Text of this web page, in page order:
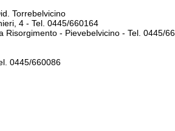
Torrebelvicino
4 - Tel. 0445/660164
Risorgimento - Pievebelvicino - Tel. 0445/
0445/660086